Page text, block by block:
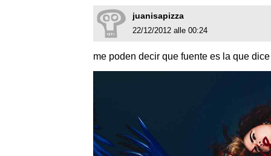
juanisapizza
22/12/2012 alle 00:24
me poden decir que fuente es la que